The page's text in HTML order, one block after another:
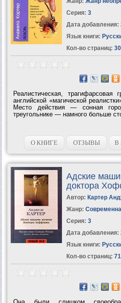
Серия: 3
Дата добавления:
Язык книги:
Кол-во страниц: 30
Реалистическая, трагифарсовая
английской «магической
Место действия — сонная
треугольнике — намного больше
О КНИГЕ ОТЗЫВЫ В
Адские
доктора
Автор: Картер
Жанр:
Серия: 3
Дата добавления:
Язык книги:
Кол-во страниц: 71